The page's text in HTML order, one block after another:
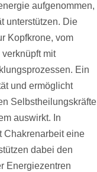
aufgenommen,
unterstützen. Die
Kopfkrone, vom
mit
Ein
und ermöglicht
Selbstheilungskräfte
auswirkt. In
Chakrenarbeit eine
dabei den
Energiezentren